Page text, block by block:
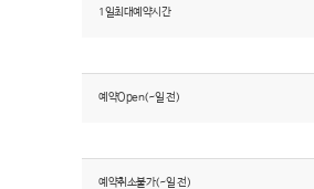
1일최대예약시간
예약Open(~일 전)
예약취소불가(~일 전)